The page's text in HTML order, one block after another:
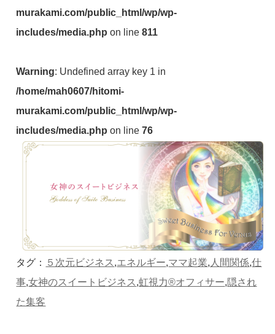
murakami.com/public_html/wp/wp-
includes/media.php on line811
Warning: Undefined array key 1 in
/home/mah0607/hitomi-
murakami.com/public_html/wp/wp-
includes/media.php on line76
タグ： ５次元ビジネス ,エネルギー,ママ起業, 人間関係,仕
事,女神のスイートビジネス ,虹視力®︎オフィサー,隠され
た集客